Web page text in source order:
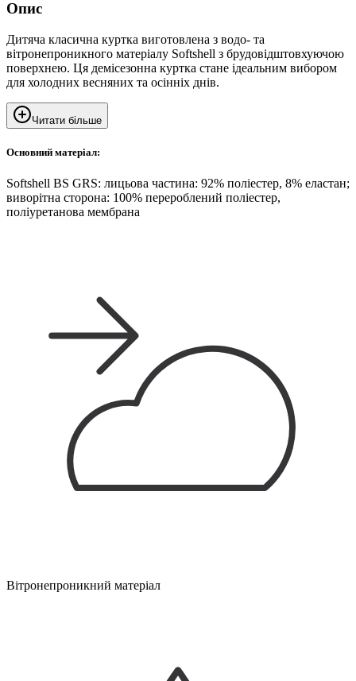
Опис
Дитяча класична куртка виготовлена з водо- та
вітронепроникного матеріалу Softshell з брудовідштовхуючою
поверхнею. Ця демісезонна куртка стане ідеальним вибором
для холодних весняних та осінніх днів.
Читати більше
Основний матеріал:
Softshell BS GRS: лицьова частина: 92% поліестер, 8% еластан;
виворітна сторона: 100% перероблений поліестер,
поліуретанова мембрана
Вітронепроникний матеріал